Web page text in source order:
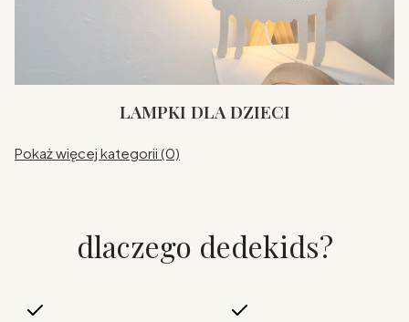
LAMPKI DLA DZIECI
Pokaż więcej kategorii (0)
dlaczego dedekids?